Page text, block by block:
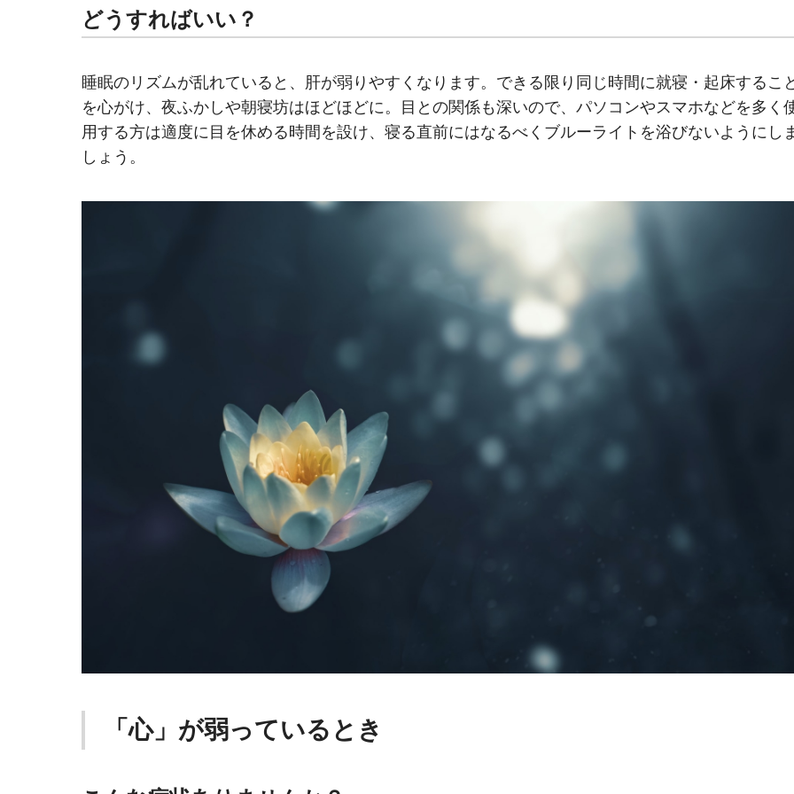
どうすればいい？
睡眠のリズムが乱れていると、肝が弱りやすくなります。できる限り同じ時間に就寝・起床するこ
を心がけ、夜ふかしや朝寝坊はほどほどに。目との関係も深いので、パソコンやスマホなどを多く
用する方は適度に目を休める時間を設け、寝る直前にはなるべくブルーライトを浴びないようにし
しょう。
「心」が弱っているとき